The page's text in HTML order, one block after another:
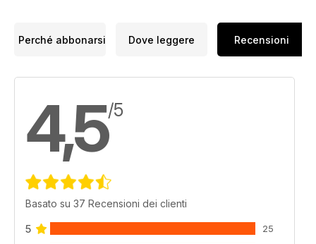
Perché abbonarsi Dove leggere Recensioni
4,5/5
Basato su 37 Recensioni dei clienti
5 25